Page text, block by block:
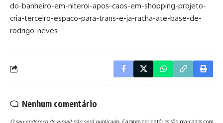
do-banheiro-em-niteroi-apos-caos-em-shopping-projeto-
cria-terceiro-espaco-para-trans-e-ja-racha-ate-base-de-
rodrigo-neves
Nenhum comentário
O seu endereço de e-mail não será publicado. Campos obrigatórios são marcados com